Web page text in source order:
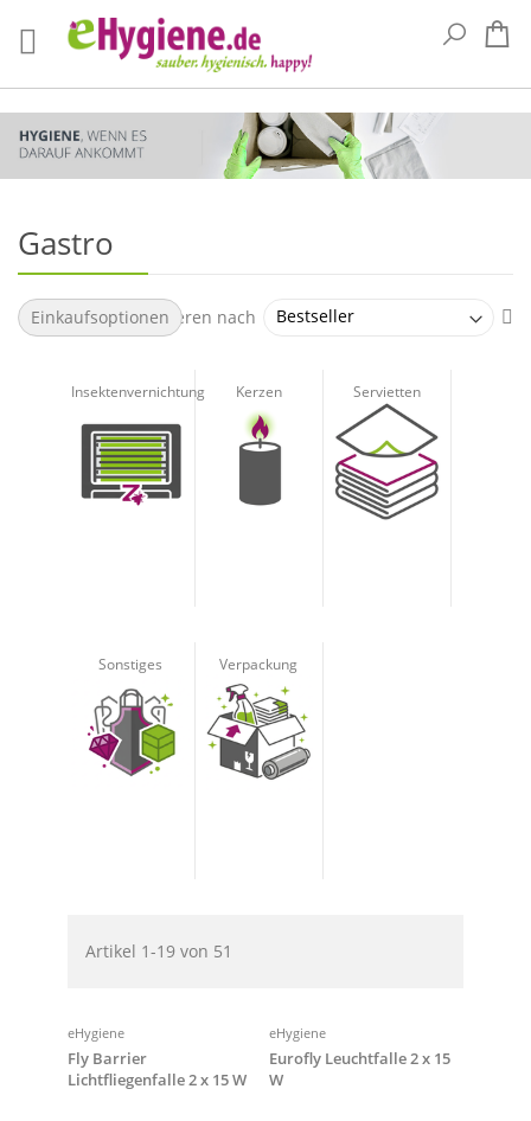
Suche
Gastro
Insektenvernichtung Kerzen Servietten
Sonstiges Verpackung
Artikel 1-19von 51
Sortieren nach
eHygiene
Fly Barrier
Lichtfliegenfalle 2 x 15 W
eHygiene
Eurofly Leuchtfalle 2 x 15
W
Einkaufsoptionen